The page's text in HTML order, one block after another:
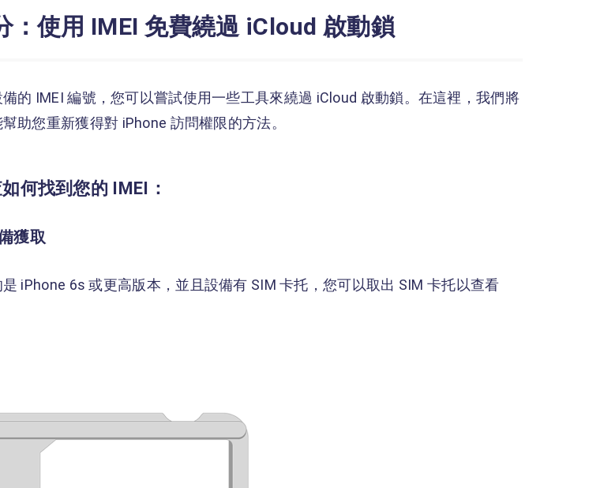
：使用 IMEI 免費繞過 iCloud 啟動鎖
的 IMEI 編號，您可以嘗試使用一些工具來繞過 iCloud 啟動鎖。在這裡，我們將
助您重新獲得對 iPhone 訪問權限的方法。
何找到您的 IMEI：
獲取
iPhone 6s 或更高版本，並且設備有 SIM 卡托，您可以取出 SIM 卡托以查看